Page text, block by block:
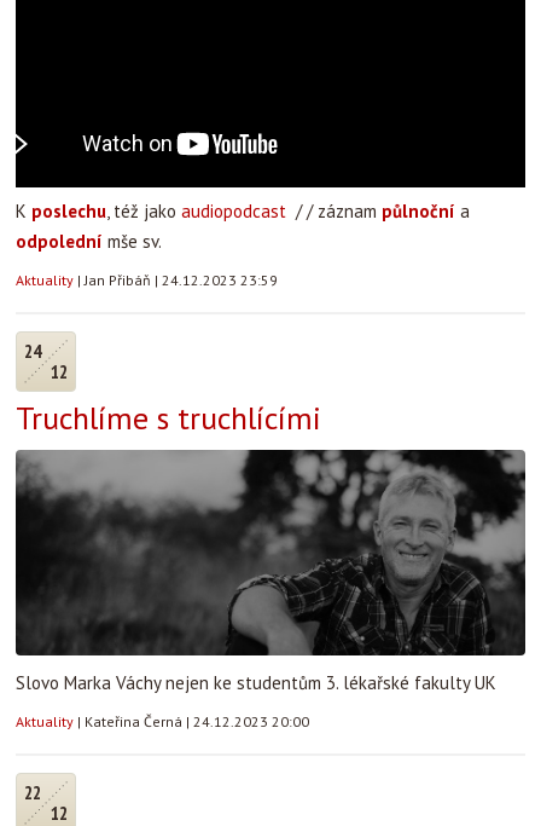
K poslechu, též jako audiopodcast / / záznam půlnoční a
odpolední mše sv.
Aktuality |Jan Přibáň | 24.12.2023 23:59
24
12
Truchlíme s truchlícími
Slovo Marka Váchy nejen ke studentům 3. lékařské fakulty UK
Aktuality | Kateřina Černá | 24.12.2023 20:00
22
12